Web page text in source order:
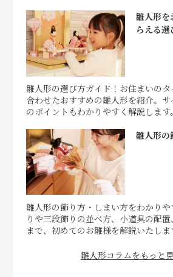
雛人形を
らえる選
雛人形の選び方ガイド！お住まいの
合わせたおすすめの雛人形を紹介。
のポイントもわかりやすく解説します。
雛人形の
雛人形の飾り方・しまい方をわかり
りや三段飾りの並べ方、小道具の配
まで、初めてのお雛様を解説いたしま
雛人形コラムをもっと